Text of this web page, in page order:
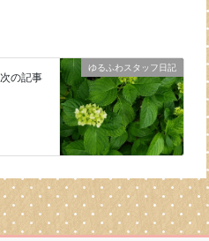
ゆるふわスタッフ日記
次の記事